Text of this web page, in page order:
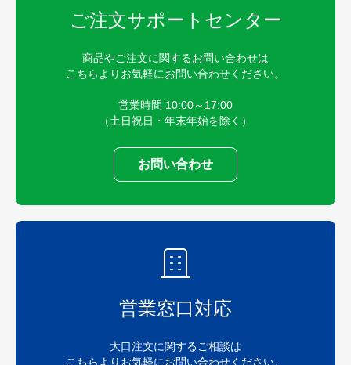
ご注文サポートセンター
商品やご注文に関するお問い合わせは
こちらよりお気軽にお問い合わせください。
営業時間 10:00～17:00
（土日祝日・年末年始を除く）
お問い合わせ
営業窓口対応
大口注文に関するご相談は
こちらよりお気軽にお問い合わせください。